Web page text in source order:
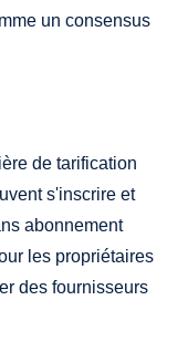
un consensus
de tarification
s'inscrire et
abonnement
les propriétaires
des fournisseurs